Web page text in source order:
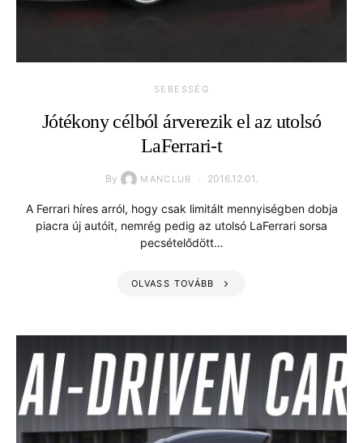
SEBESSÉG
Jótékony célból árverezik el az utolsó
LaFerrari-t
By MANCLUB 2016.12.01.
A Ferrari híres arról, hogy csak limitált mennyiségben dobja
piacra új autóit, nemrég pedig az utolsó LaFerrari sorsa
pecsételődött…
OLVASS TOVÁBB